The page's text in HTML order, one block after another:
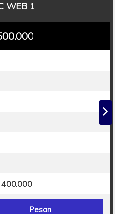
WEB 1
400.000
Pesan